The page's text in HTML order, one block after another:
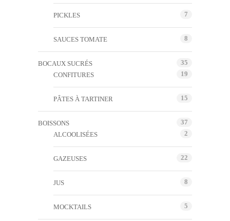
PICKLES 7
SAUCES TOMATE 8
BOCAUX SUCRÉS
35
CONFITURES
19
PÂTES À TARTINER 15
BOISSONS
37
ALCOOLISÉES
2
GAZEUSES 22
JUS 8
MOCKTAILS 5